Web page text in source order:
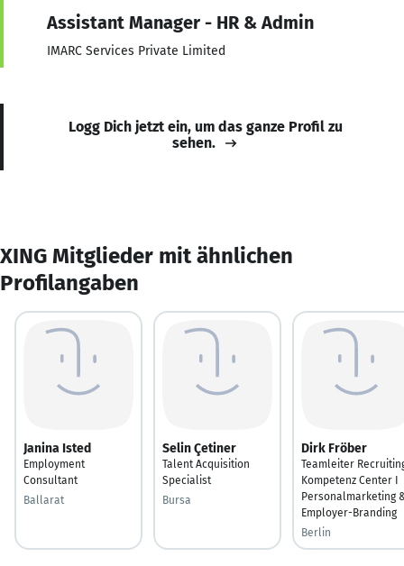
Assistant Manager - HR & Admin
IMARC Services Private Limited
Logg Dich jetzt ein, um das ganze Profil zu
sehen.
XING Mitglieder mit ähnlichen
Profilangaben
Janina Isted
Employment
Consultant
Ballarat
Selin Çetiner
Talent Acquisition
Specialist
Bursa
Dirk Fröber
Teamleiter
Kompetenz Center I
Personalmarketing
Employer-Branding
Berlin